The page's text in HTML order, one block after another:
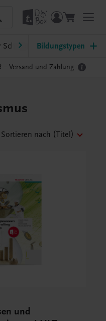
Schulpraxis TRAUNER-
Bildungstypen
– Versand und Zahlung
Sortieren nach (Titel)
und